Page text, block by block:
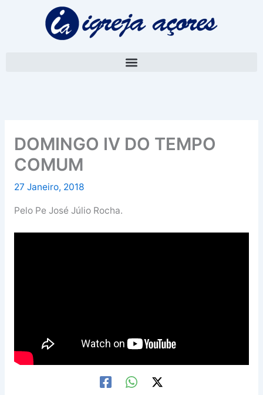
DOMINGO IV DO TEMPO
COMUM
27 Janeiro, 2018
Pelo Pe José Júlio Rocha.